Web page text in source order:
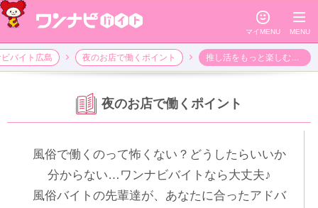
☺
マイMENU
≡
MENU
バイト広島 夜のお店で働くポイント
夜のお店で働くポイント
風俗で働くのって怖くない？どうしたらいいか
分からない…ワンナビバイトなら大丈夫♪
風俗バイトの先輩達が、あなたに合ったアドバ